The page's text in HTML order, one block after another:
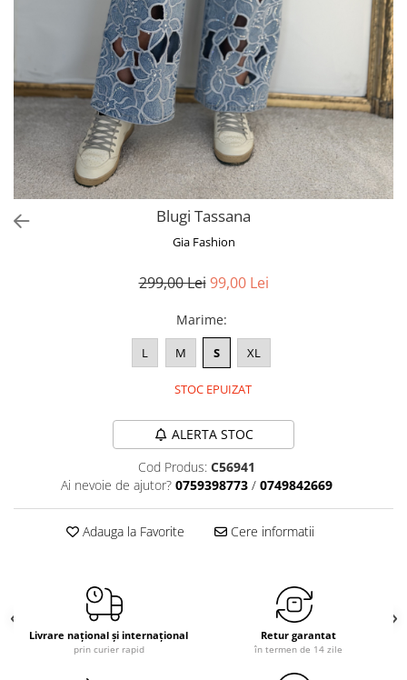
Blanuri
Paltoane
Sacouri
Tricouri
Traditional
Blugi Tassana
Gia Fashion
299,00 Lei 99,00 Lei
Marime:
L M S XL
STOC EPUIZAT
ALERTA STOC
Cod Produs: C56941
Ai nevoie de ajutor? 0759398773 / 0749842669
Adauga la Favorite Cere informatii
Livrare național și internațional
prin curier rapid
Retur garantat
în termen de 14 zile